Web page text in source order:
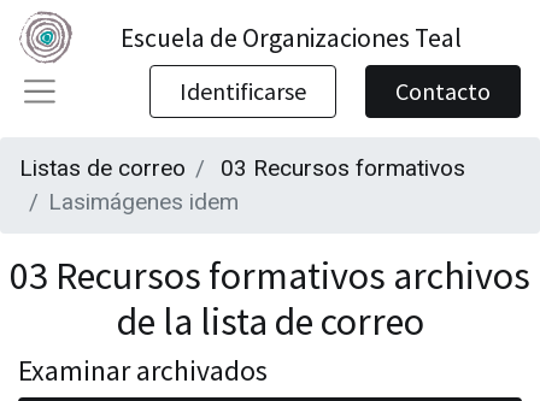
Escuela de Organizaciones Teal
Identificarse Contacto
Listas de correo
03 Recursos formativos
Lasimágenes idem
03 Recursos formativos archivos
de la lista de correo
Examinar archivados